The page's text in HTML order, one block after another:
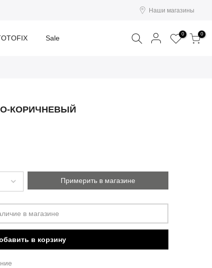
Наши магазины
Sale Поиск 0 0
КОРИЧНЕВЫЙ
Примерить в магазине
в магазине
в корзину